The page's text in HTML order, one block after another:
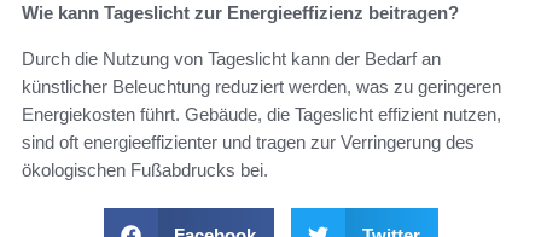
Wie kann Tageslicht zur Energieeffizienz beitragen?
Durch die Nutzung von Tageslicht kann der Bedarf an
künstlicher Beleuchtung reduziert werden, was zu geringeren
Energiekosten führt. Gebäude, die Tageslicht effizient nutzen,
sind oft energieeffizienter und tragen zur Verringerung des
ökologischen Fußabdrucks bei.